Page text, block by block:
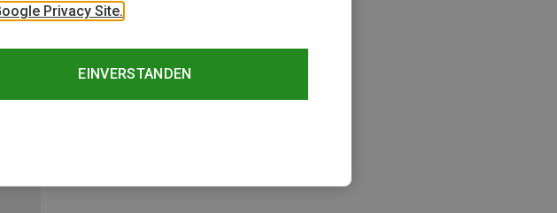
Privacy Site.
EINVERSTANDEN